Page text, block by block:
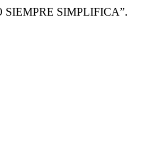
SIMPLIFICA”.